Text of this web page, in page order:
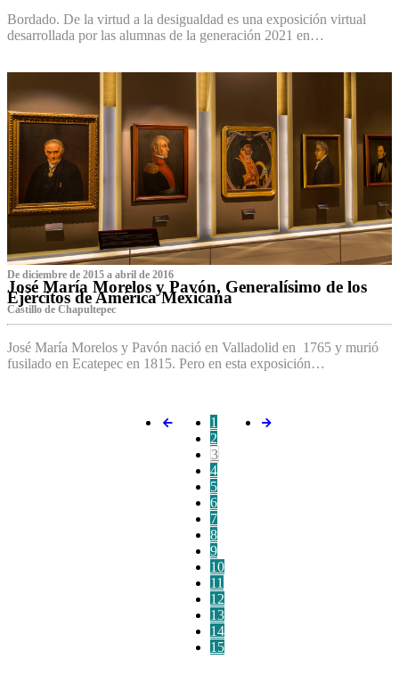
Bordado. De la virtud a la desigualdad es una exposición virtual
desarrollada por las alumnas de la generación 2021 en…
De diciembre de 2015 a abril de 2016
José María Morelos y Pavón, Generalísimo de los
Ejércitos de América Mexicana
C‌astillo de Chapultepec
José María Morelos y Pavón nació en Valladolid en 1765 y murió
fusilado en Ecatepec en 1815. Pero en esta exposición…
1
2
3
4
5
6
7
8
9
10
11
12
13
14
15